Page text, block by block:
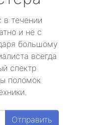
течении
и не с
большому
всегда
спектр
поломок
Отправить